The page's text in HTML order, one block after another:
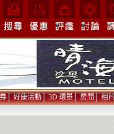
│好康活動│3D 環景│房間│相